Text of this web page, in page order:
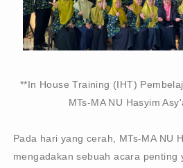
**In House Training (IHT)
MTs-MA NU Hasyim
Pada hari yang cerah, MTs-MA NU
mengadakan sebuah acara penting